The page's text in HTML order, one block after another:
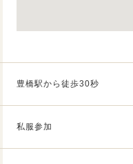
豊橋駅から徒歩30秒
私服参加